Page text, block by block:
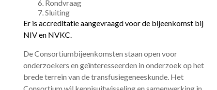
Rondvraag
Sluiting
Er is accreditatie aangevraagd voor de bijeenkomst bij
NIV en NVKC.
De Consortiumbijeenkomsten staan open voor
onderzoekers en geïnteresseerden in onderzoek op het
brede terrein van de transfusiegeneeskunde. Het